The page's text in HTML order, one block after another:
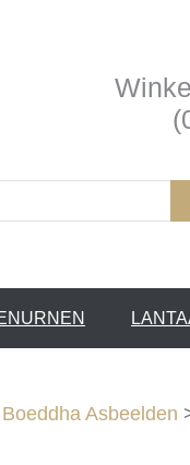
Boeddha Asbeelden